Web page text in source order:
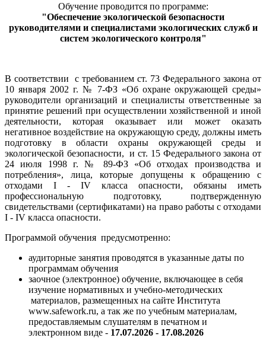
Обучение проводится по программе:
"Обеспечение экологической безопасности
руководителями и специалистами экологических служб и
систем экологического контроля"
В соответствии с требованием ст. 73 Федерального закона от
10 января 2002 г. № 7-ФЗ «Об охране окружающей среды»
руководители организаций и специалисты ответственные за
принятие решений при осуществлении хозяйственной и иной
деятельности, которая оказывает или может оказать
негативное воздействие на окружающую среду, должны иметь
подготовку в области охраны окружающей среды и
экологической безопасности, и ст. 15 Федерального закона от
24 июля 1998 г. № 89-ФЗ «Об отходах производства и
потребления», лица, которые допущены к обращению с
отходами I - IV класса опасности, обязаны иметь
профессиональную подготовку, подтвержденную
свидетельствами (сертификатами) на право работы с отходами
I - IV класса опасности.
Программой обучения предусмотренно:
аудиторные занятия проводятся в указанные даты по
программам обучения
заочное (электронное) обучение, включающее в себя
изучение нормативных и учебно-методических
материалов, размещенных на сайте Института
www.safework.ru, а так же по учебным материалам,
предоставляемым слушателям в печатном и
электронном виде - 17.07.2026 - 17.08.2026